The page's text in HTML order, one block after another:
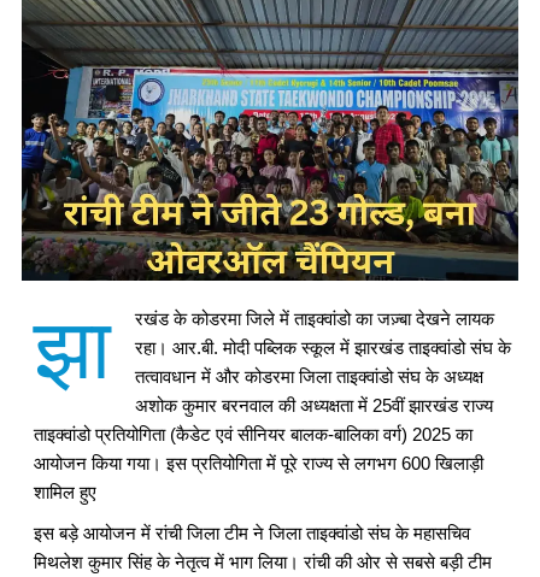
झा
रखंड के कोडरमा जिले में ताइक्वांडो का जज़्बा देखने लायक
रहा। आर.बी. मोदी पब्लिक स्कूल में झारखंड ताइक्वांडो संघ के
तत्वावधान में और कोडरमा जिला ताइक्वांडो संघ के अध्यक्ष
अशोक कुमार बरनवाल की अध्यक्षता में 25वीं झारखंड राज्य
ताइक्वांडो प्रतियोगिता (कैडेट एवं सीनियर बालक-बालिका वर्ग) 2025 का
आयोजन किया गया। इस प्रतियोगिता में पूरे राज्य से लगभग 600 खिलाड़ी
शामिल हुए
इस बड़े आयोजन में रांची जिला टीम ने जिला ताइक्वांडो संघ के महासचिव
मिथलेश कुमार सिंह के नेतृत्व में भाग लिया। रांची की ओर से सबसे बड़ी टीम